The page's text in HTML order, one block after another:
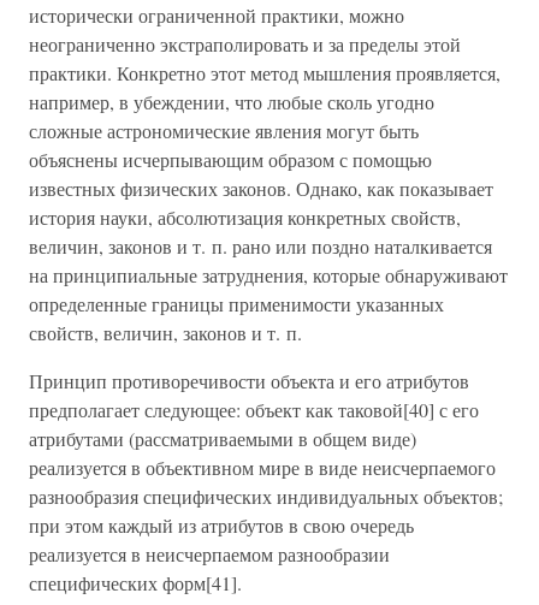
исторически ограниченной практики, можно
неограниченно экстраполировать и за пределы этой
практики. Конкретно этот метод мышления проявляется,
например, в убеждении, что любые сколь угодно
сложные астрономические явления могут быть
объяснены исчерпывающим образом с помощью
известных физических законов. Однако, как показывает
история науки, абсолютизация конкретных свойств,
величин, законов и т. п. рано или поздно наталкивается
на принципиальные затруднения, которые обнаруживают
определенные границы применимости указанных
свойств, величин, законов и т. п.
Принцип противоречивости объекта и его атрибутов
предполагает следующее: объект как таковой[40] с его
атрибутами (рассматриваемыми в общем виде)
реализуется в объективном мире в виде неисчерпаемого
разнообразия специфических индивидуальных объектов;
при этом каждый из атрибутов в свою очередь
реализуется в неисчерпаемом разнообразии
специфических форм[41].